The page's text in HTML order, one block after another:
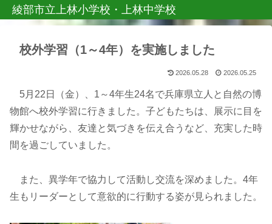
綾部市立上林小学校・上林中学校
校外学習（1～4年）を実施しました
2026.05.28 2026.05.25
5月22日（金）、1～4年生24名で兵庫県立人と自然の博
物館へ校外学習に行きました。子どもたちは、展示に目を
輝かせながら、友達と気づきを伝え合うなど、充実した時
間を過ごしていました。
また、異学年で協力して活動し交流を深めました。4年
生もリーダーとして意欲的に行動する姿が見られました。